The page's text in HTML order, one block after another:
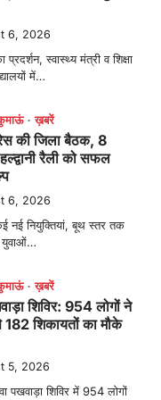
6, 2026
स्वास्थ्य मंत्री व शिक्षा
में…
ख़बरें
की जिला बैठक, 8
रैली को सफल
6, 2026
नई नियुक्तियां, बूथ स्तर तक
ख़बरें
शिविर: 954 लोगों ने
शिकायतों का मौके
5, 2026
पखवाड़ा शिविर में 954 लोगों